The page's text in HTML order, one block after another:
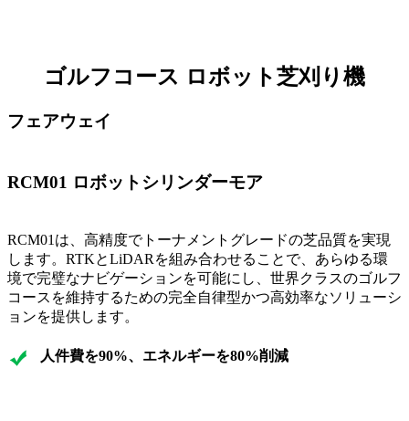
フリート管理
複数機体・複数ゾーンの協調制御。
ゴルフコース ロボット芝刈り機
フェアウェイ
RCM01 ロボットシリンダーモア
RCM01は、高精度でトーナメントグレードの芝品質を実現
します。RTKとLiDARを組み合わせることで、あらゆる環
境で完璧なナビゲーションを可能にし、世界クラスのゴルフ
コースを維持するための完全自律型かつ高効率なソリューシ
ョンを提供します。
人件費を90%、エネルギーを80%削減